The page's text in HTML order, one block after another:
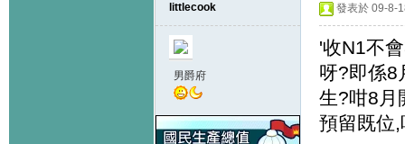
littlecook
男爵府
發表於 09-8-
'收N1不
呀?即係8
生?咁8月
預留既位